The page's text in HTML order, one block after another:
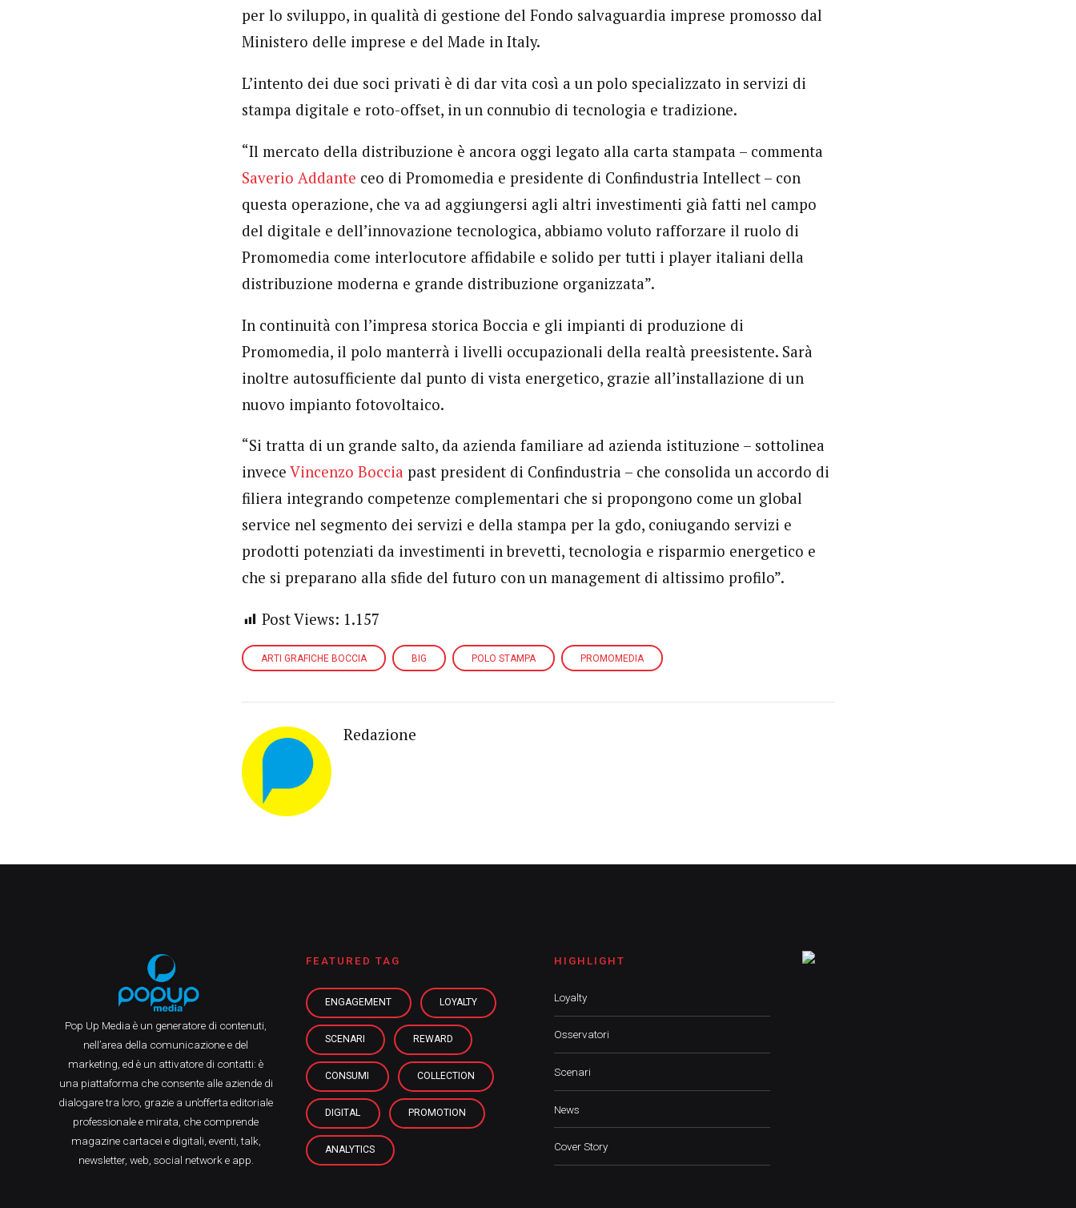
per lo sviluppo, in qualità di gestione del Fondo salvaguardia imprese promosso dal
Ministero delle imprese e del Made in Italy.
L’intento dei due soci privati è di dar vita così a un polo specializzato in servizi di
stampa digitale e roto-offset, in un connubio di tecnologia e tradizione.
“Il mercato della distribuzione è ancora oggi legato alla carta stampata – commenta
Saverio Addante ceo di Promomedia e presidente di Confindustria Intellect – con
questa operazione, che va ad aggiungersi agli altri investimenti già fatti nel campo
del digitale e dell’innovazione tecnologica, abbiamo voluto rafforzare il ruolo di
Promomedia come interlocutore affidabile e solido per tutti i player italiani della
distribuzione moderna e grande distribuzione organizzata”.
In continuità con l’impresa storica Boccia e gli impianti di produzione di
Promomedia, il polo manterrà i livelli occupazionali della realtà preesistente. Sarà
inoltre autosufficiente dal punto di vista energetico, grazie all’installazione di un
nuovo impianto fotovoltaico.
“Si tratta di un grande salto, da azienda familiare ad azienda istituzione – sottolinea
invece Vincenzo Boccia past president di Confindustria – che consolida un accordo di
filiera integrando competenze complementari che si propongono come un global
service nel segmento dei servizi e della stampa per la gdo, coniugando servizi e
prodotti potenziati da investimenti in brevetti, tecnologia e risparmio energetico e
che si preparano alla sfide del futuro con un management di altissimo profilo”.
Post Views: 1.157
ARTI GRAFICHE BOCCIA BIG POLO STAMPA PROMOMEDIA
Redazione
Pop Up Media è un generatore di contenuti,
nell’area della comunicazione e del
marketing, ed è un attivatore di contatti: è
una piattaforma che consente alle aziende di
dialogare tra loro, grazie a un’offerta editoriale
professionale e mirata, che comprende
magazine cartacei e digitali, eventi, talk,
newsletter, web, social network e app.
FEATURED TAG
ENGAGEMENT LOYALTY
SCENARI REWARD
CONSUMI COLLECTION
DIGITAL PROMOTION
ANALYTICS
HIGHLIGHT
Loyalty
Osservatori
Scenari
News
Cover Story